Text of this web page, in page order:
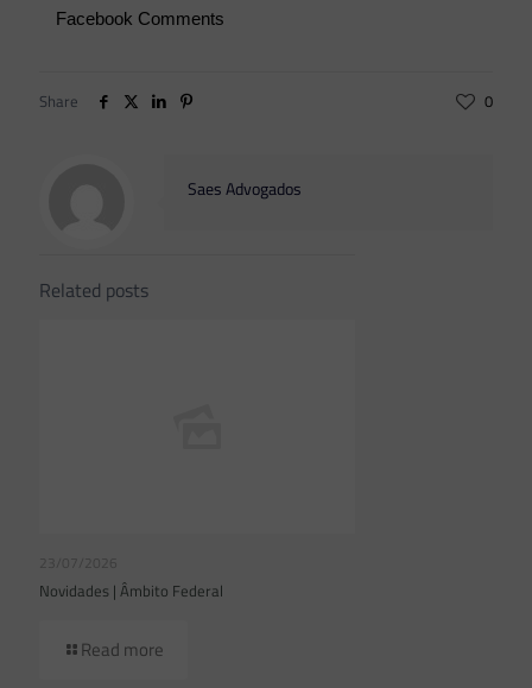
Facebook Comments
Share 0
Saes Advogados
Related posts
23/07/2026
Novidades | Âmbito Federal
Read more